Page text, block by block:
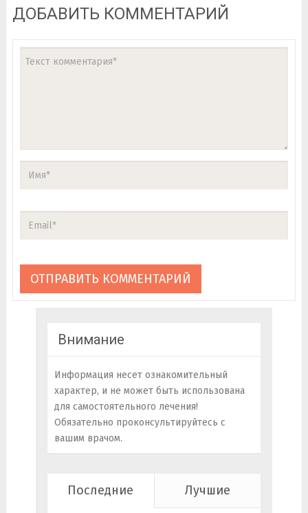
ДОБАВИТЬ КОММЕНТАРИЙ
Внимание
Информация несет ознакомительный
характер, и не может быть использована
для самостоятельного лечения!
Обязательно проконсультируйтесь с
вашим врачом.
Последние Лучшие